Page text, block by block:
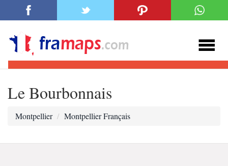
Le Bourbonnais
Montpellier Montpellier Français